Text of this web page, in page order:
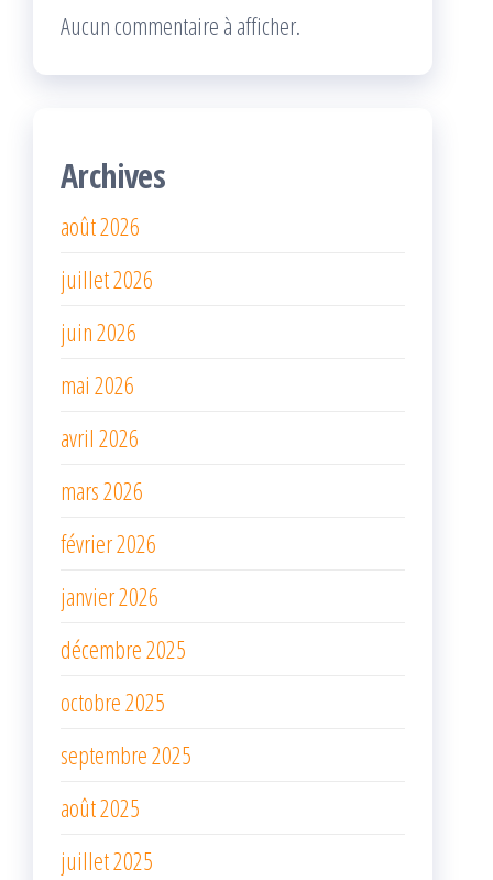
Aucun commentaire à afficher.
Archives
août 2026
juillet 2026
juin 2026
mai 2026
avril 2026
mars 2026
février 2026
janvier 2026
décembre 2025
octobre 2025
septembre 2025
août 2025
juillet 2025